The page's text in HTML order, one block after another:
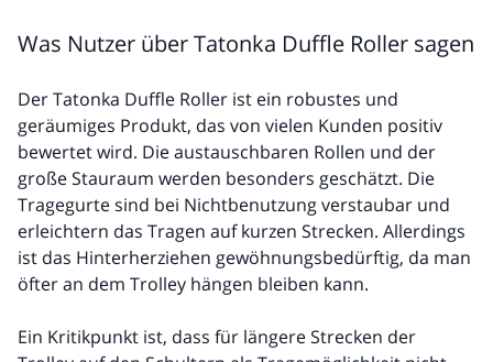
Was Nutzer über Tatonka Duffle Roller sagen
Der Tatonka Duffle Roller ist ein robustes und
geräumiges Produkt, das von vielen Kunden positiv
bewertet wird. Die austauschbaren Rollen und der
große Stauraum werden besonders geschätzt. Die
Tragegurte sind bei Nichtbenutzung verstaubar und
erleichtern das Tragen auf kurzen Strecken. Allerdings
ist das Hinterherziehen gewöhnungsbedürftig, da man
öfter an dem Trolley hängen bleiben kann.
Ein Kritikpunkt ist, dass für längere Strecken der